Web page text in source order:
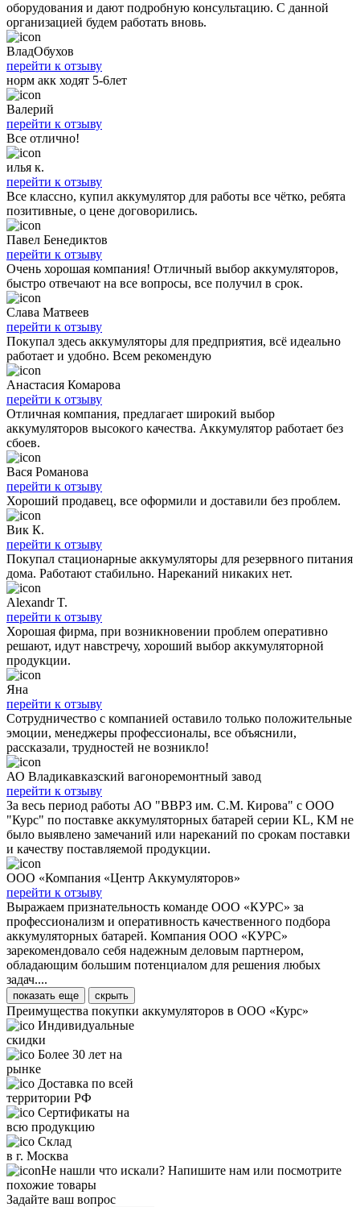
оборудования и дают подробную консультацию. С данной
организацией будем работать вновь.
ВладОбухов
перейти к отзыву
норм акк ходят 5-6лет
Валерий
перейти к отзыву
Все отлично!
илья к.
перейти к отзыву
Все классно, купил аккумулятор для работы все чётко, ребята
позитивные, о цене договорились.
Павел Бенедиктов
перейти к отзыву
Очень хорошая компания! Отличный выбор аккумуляторов,
быстро отвечают на все вопросы, все получил в срок.
Слава Матвеев
перейти к отзыву
Покупал здесь аккумуляторы для предприятия, всё идеально
работает и удобно. Всем рекомендую
Анастасия Комарова
перейти к отзыву
Отличная компания, предлагает широкий выбор
аккумуляторов высокого качества. Аккумулятор работает без
сбоев.
Вася Романова
перейти к отзыву
Хороший продавец, все оформили и доставили без проблем.
Вик К.
перейти к отзыву
Покупал стационарные аккумуляторы для резервного питания
дома. Работают стабильно. Нареканий никаких нет.
Alexandr T.
перейти к отзыву
Хорошая фирма, при возникновении проблем оперативно
решают, идут навстречу, хороший выбор аккумуляторной
продукции.
Яна
перейти к отзыву
Сотрудничество с компанией оставило только положительные
эмоции, менеджеры профессионалы, все объяснили,
рассказали, трудностей не возникло!
АО Владикавказский вагоноремонтный завод
перейти к отзыву
За весь период работы АО "ВВРЗ им. С.М. Кирова" с ООО
"Курс" по поставке аккумуляторных батарей серии KL, KM не
было выявлено замечаний или нареканий по срокам поставки
и качеству поставляемой продукции.
ООО «Компания «Центр Аккумуляторов»
перейти к отзыву
Выражаем признательность команде ООО «КУРС» за
профессионализм и оперативность качественного подбора
аккумуляторных батарей. Компания ООО «КУРС»
зарекомендовало себя надежным деловым партнером,
обладающим большим потенциалом для решения любых
задач....
показать еще скрыть
Преимущества покупки аккумуляторов в ООО «Курс»
Индивидуальные
скидки
Более 30 лет на
рынке
Доставка по всей
территории РФ
Сертификаты на
всю продукцию
Склад
в г. Москва
Не нашли что искали? Напишите нам или посмотрите
похожие товары
Задайте ваш вопрос